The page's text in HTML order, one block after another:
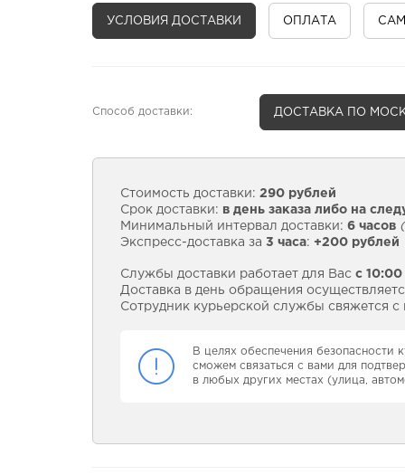
УСЛОВИЯ ДОСТАВКИ ОПЛАТА
Способ доставки: ДОСТАВКА ПО
Стоимость доставки: 290 рублей
Срок доставки: в день заказа либо на
Минимальный интервал доставки: 6 часов
Экспресс-доставка за 3 часа: +200 рублей
Службы доставки работает для Вас с
Доставка в день обращения
Сотрудник курьерской службы свяжется с
В целях обеспечения безопасности
сможем связаться с вами для
в любых других местах (улица,